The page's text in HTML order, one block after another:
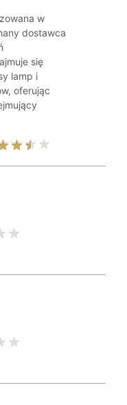
w
dostawca
się
lamp i
oferując